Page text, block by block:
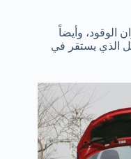
الوقود، وأيضاً
الذي يستقر في